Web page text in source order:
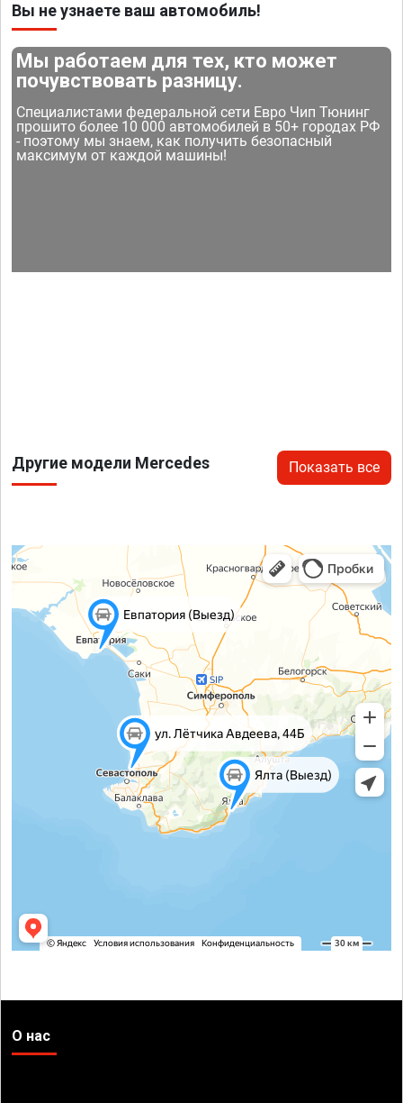
Вы не узнаете ваш автомобиль!
Мы работаем для тех, кто может
почувствовать разницу.
Специалистами федеральной сети Евро Чип Тюнинг
прошито более 10 000 автомобилей в 50+ городах РФ
- поэтому мы знаем, как получить безопасный
максимум от каждой машины!
Другие модели Mercedes Показать все
О нас